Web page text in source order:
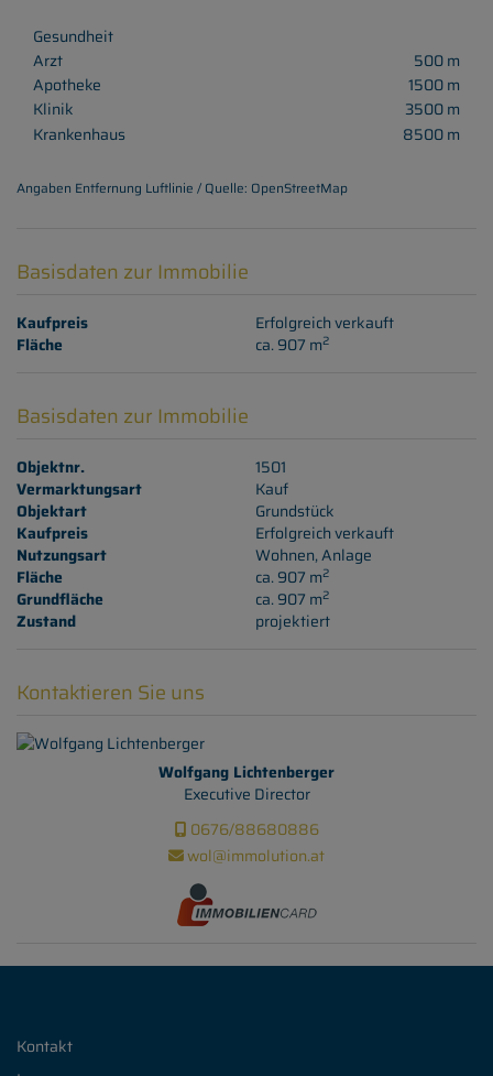
Gesundheit
Arzt
500 m
Apotheke
1500 m
Klinik
3500 m
Krankenhaus
8500 m
Angaben Entfernung Luftlinie / Quelle: OpenStreetMap
Basisdaten zur Immobilie
Kaufpreis
Erfolgreich verkauft
Fläche
ca. 907 m2
Basisdaten zur Immobilie
Objektnr.
1501
Vermarktungsart
Kauf
Objektart
Grundstück
Kaufpreis
Erfolgreich verkauft
Nutzungsart
Wohnen Anlage
Fläche
ca. 907 m2
Grundfläche ca. 907 m2
Zustand projektiert
Kontaktieren Sie uns
Wolfgang Lichtenberger
Executive Director
0676/88680886
wol@immolution.at
Kontakt